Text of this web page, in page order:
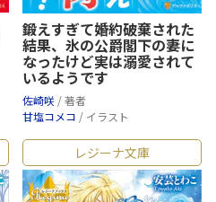
鍛えすぎて婚約破棄された
結果、氷の公爵閣下の妻に
なったけど実は溺愛されて
いるようです
佐崎咲 / 著者
甘塩コメコ / イラスト
レジーナ文庫